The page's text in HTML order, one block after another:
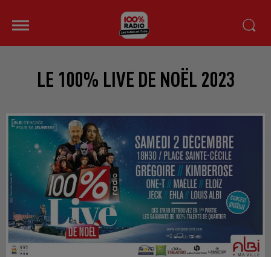
LE 100% LIVE DE NOËL 2023